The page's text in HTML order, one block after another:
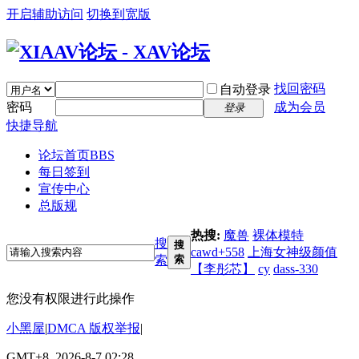
开启辅助访问 切换到宽版
自动登录 找回密码
密码
登录
成为会员
快捷导航
论坛首页BBS
每日签到
宣传中心
总版规
搜
索
搜
索
热搜: 魔兽 裸体模特
cawd+558
上海女神级颜值
【李彤芯】
cy dass-330
您没有权限进行此操作
小黑屋|DMCA 版权举报|